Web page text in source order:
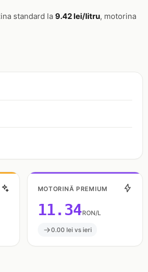
standard la 9.42 lei/litru, motorina
MOTORINĂ PREMIUM
11.34RON/L
0.00 lei vs ieri